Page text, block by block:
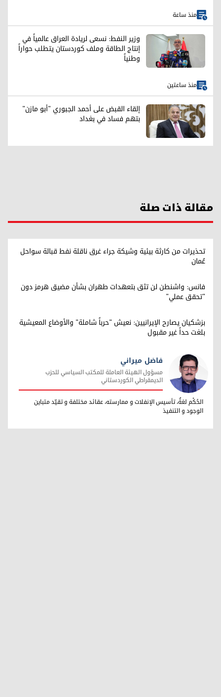
منذ ساعة
وزير النفط: نسعى لريادة العراق عالمياً في
إنتاج الطاقة وملف كوردستان يتطلب حواراً
وطنياً
منذ ساعتين
إلقاء القبض على أحمد الجبوري "أبو مازن"
بتهم فساد في بغداد
مقالة ذات صلة
تحذيرات من كارثة بيئية وشيكة جراء غرق ناقلة نفط قبالة سواحل
عُمان
فانس: واشنطن لن تثق بتعهدات طهران بشأن مضيق هرمز دون
"تحقق عملي"
بزشكيان يصارح الإيرانيين: نعيش "حرباً شاملة" والأوضاع المعيشية
بلغت حداً غير مقبول
فاضل ميراني
فاضل ميراني
مسؤول الهيئة العاملة للمكتب السياسي للحزب
الديمقراطي الكوردستاني
الحُكْم لغةٌ، تأسيس الإنفلات و ممارسته، عقائد مختلفة و تقيّد متباين
الوجود و التنفيذ